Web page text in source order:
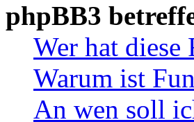
phpBB3
Wer hat diese
Warum ist
An wen soll